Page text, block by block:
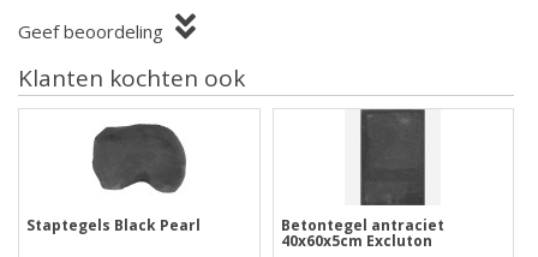
Geef beoordeling
Klanten kochten ook
Staptegels Black Pearl Betontegel antraciet
40x60x5cm Excluton